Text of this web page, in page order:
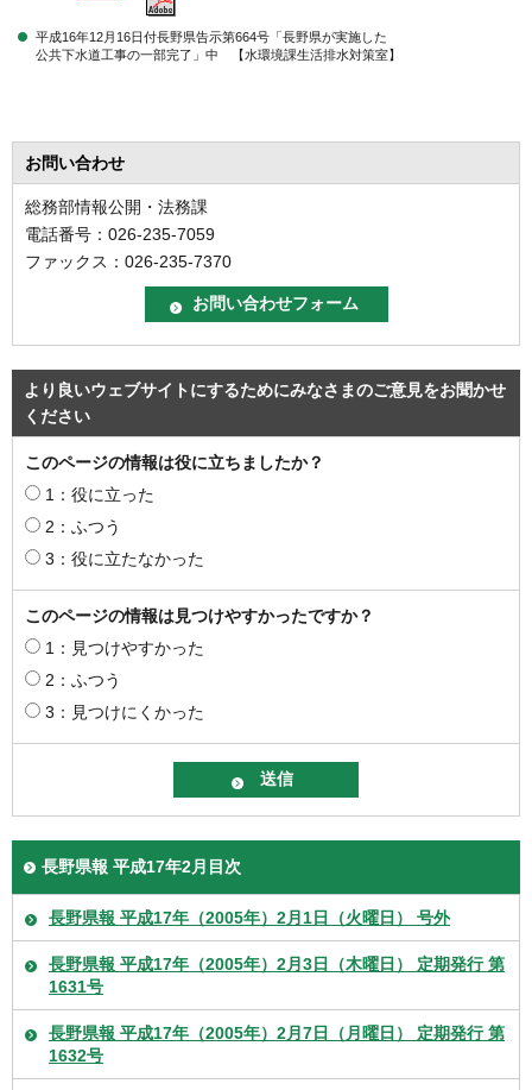
平成16年12月16日付長野県告示第664号「長野県が実施した
公共下水道工事の一部完了」中 【水環境課生活排水対策室】
お問い合わせ
総務部情報公開・法務課
電話番号：026-235-7059
ファックス：026-235-7370
より良いウェブサイトにするためにみなさまのご意見をお聞かせ
ください
このページの情報は役に立ちましたか？
1：役に立った
2：ふつう
3：役に立たなかった
このページの情報は見つけやすかったですか？
1：見つけやすかった
2：ふつう
3：見つけにくかった
長野県報 平成17年2月目次
長野県報 平成17年（2005年）2月1日（火曜日） 号外
長野県報 平成17年（2005年）2月3日（木曜日） 定期発行 第
1631号
長野県報 平成17年（2005年）2月7日（月曜日） 定期発行 第
1632号